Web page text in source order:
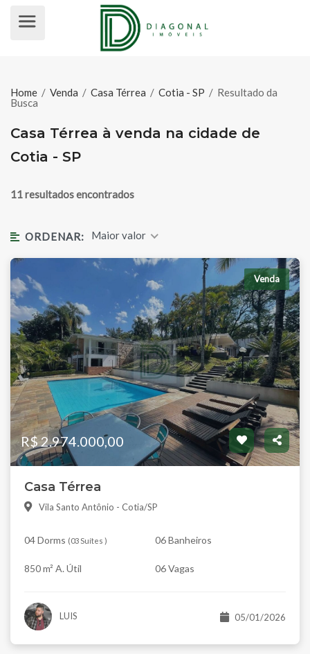
Home / Venda / Casa Térrea / Cotia - SP / Resultado da
Busca
Casa Térrea à venda na cidade de
Cotia - SP
11 resultados encontrados
ORDENAR: Maior valor
Venda
R$ 2.974.000,00
Casa Térrea
Vila Santo Antônio - Cotia/SP
04 Dorms (03 Suítes ) 06 Banheiros
850 m² A. Útil 06 Vagas
LUIS 05/01/2026